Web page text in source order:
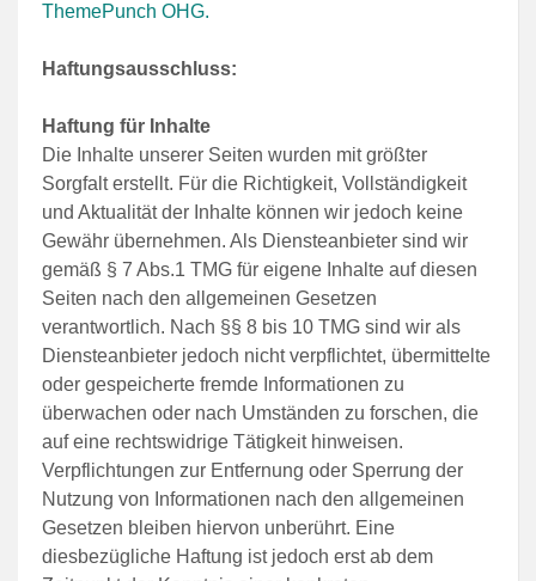
ThemePunch OHG.
Haftungsausschluss:
Haftung für Inhalte
Die Inhalte unserer Seiten wurden mit größter
Sorgfalt erstellt. Für die Richtigkeit, Vollständigkeit
und Aktualität der Inhalte können wir jedoch keine
Gewähr übernehmen. Als Diensteanbieter sind wir
gemäß § 7 Abs.1 TMG für eigene Inhalte auf diesen
Seiten nach den allgemeinen Gesetzen
verantwortlich. Nach §§ 8 bis 10 TMG sind wir als
Diensteanbieter jedoch nicht verpflichtet, übermittelte
oder gespeicherte fremde Informationen zu
überwachen oder nach Umständen zu forschen, die
auf eine rechtswidrige Tätigkeit hinweisen.
Verpflichtungen zur Entfernung oder Sperrung der
Nutzung von Informationen nach den allgemeinen
Gesetzen bleiben hiervon unberührt. Eine
diesbezügliche Haftung ist jedoch erst ab dem